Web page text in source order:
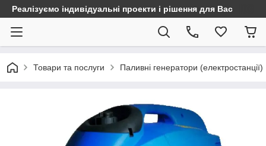
Реалізуємо індивідуальні проекти і рішення для Вас
Товари та послуги Паливні генератори (електростанції)